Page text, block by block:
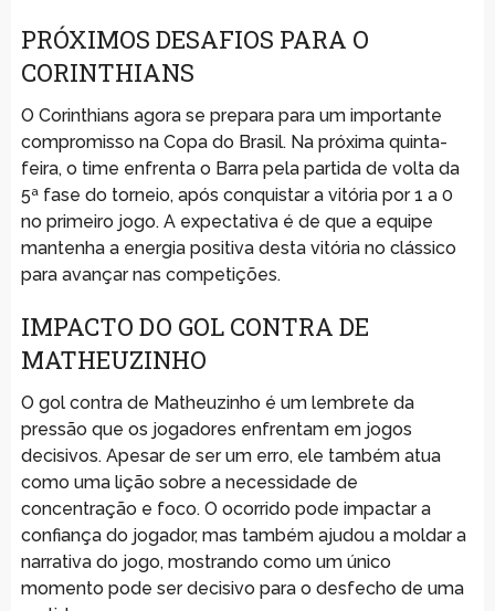
PRÓXIMOS DESAFIOS PARA O
CORINTHIANS
O Corinthians agora se prepara para um importante
compromisso na Copa do Brasil. Na próxima quinta-
feira, o time enfrenta o Barra pela partida de volta da
5ª fase do torneio, após conquistar a vitória por 1 a 0
no primeiro jogo. A expectativa é de que a equipe
mantenha a energia positiva desta vitória no clássico
para avançar nas competições.
IMPACTO DO GOL CONTRA DE
MATHEUZINHO
O gol contra de Matheuzinho é um lembrete da
pressão que os jogadores enfrentam em jogos
decisivos. Apesar de ser um erro, ele também atua
como uma lição sobre a necessidade de
concentração e foco. O ocorrido pode impactar a
confiança do jogador, mas também ajudou a moldar a
narrativa do jogo, mostrando como um único
momento pode ser decisivo para o desfecho de uma